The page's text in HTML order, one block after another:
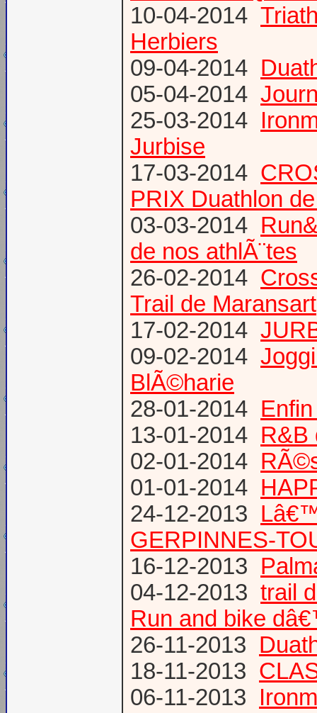
10-04-2014
Herbiers
09-04-2014
05-04-2014
25-03-2014
Jurbise
17-03-2014
PRIX Duathlon
03-03-2014
de nos athlÃ¨tes
26-02-2014
Trail de Maransart
17-02-2014
09-02-2014
BlÃ©harie
28-01-2014
13-01-2014 R&B
02-01-2014
01-01-2014
24-12-2013
GERPINNES-
16-12-2013
04-12-2013 trail
Run and bike
26-11-2013
18-11-2013
06-11-2013